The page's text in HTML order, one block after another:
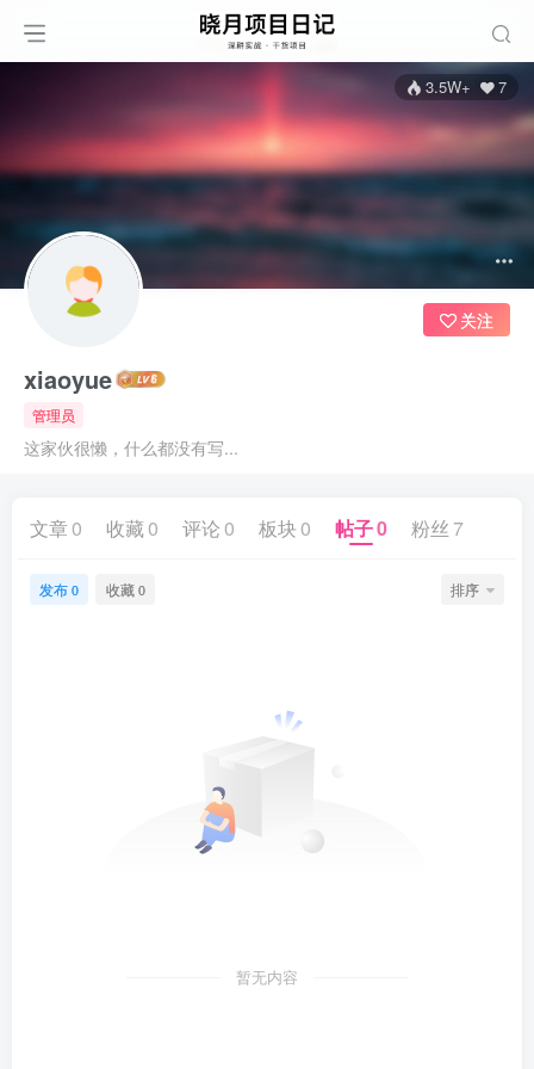
3.5W+ 7
xiaoyue
管理员
这家伙很懒，什么都没有写...
关注
文章0 收藏 0 评论 0 板块 0 帖子0 粉丝 7
发布 0 收藏 0 排序
暂无内容